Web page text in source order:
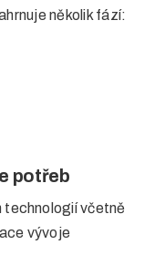
několik fází:
potřeb
technologií včetně
vývoje